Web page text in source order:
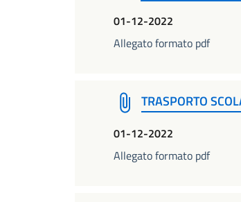
01-12-2022
Allegato formato pdf
TRASPORTO
01-12-2022
Allegato formato pdf